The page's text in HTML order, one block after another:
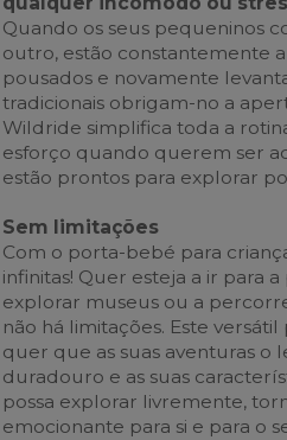
Quando os seus pequeninos
outro, estão constantemente
pousados e novamente
tradicionais obrigam-no a
Wildride simplifica toda a
esforço quando querem ser
estão prontos para explorar
Sem limitações
Com o porta-bebé para
infinitas! Quer esteja a ir para
explorar museus ou a
não há limitações. Este
quer que as suas aventuras o
duradouro e as suas
possa explorar livremente,
emocionante para si e para o